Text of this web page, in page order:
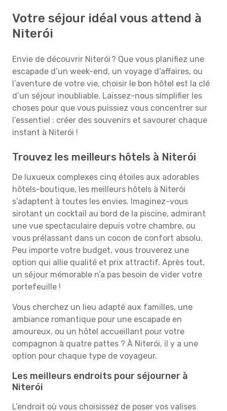
Votre séjour idéal vous attend à
Niterói
Envie de découvrir Niterói ? Que vous planifiez une
escapade d’un week-end, un voyage d’affaires, ou
l’aventure de votre vie, choisir le bon hôtel est la clé
d’un séjour inoubliable. Laissez-nous simplifier les
choses pour que vous puissiez vous concentrer sur
l’essentiel : créer des souvenirs et savourer chaque
instant à Niterói !
Trouvez les meilleurs hôtels à Niterói
De luxueux complexes cinq étoiles aux adorables
hôtels-boutique, les meilleurs hôtels à Niterói
s’adaptent à toutes les envies. Imaginez-vous
sirotant un cocktail au bord de la piscine, admirant
une vue spectaculaire depuis votre chambre, ou
vous prélassant dans un cocon de confort absolu.
Peu importe votre budget, vous trouverez une
option qui allie qualité et prix attractif. Après tout,
un séjour mémorable n’a pas besoin de vider votre
portefeuille !
Vous cherchez un lieu adapté aux familles, une
ambiance romantique pour une escapade en
amoureux, ou un hôtel accueillant pour votre
compagnon à quatre pattes ? À Niterói, il y a une
option pour chaque type de voyageur.
Les meilleurs endroits pour séjourner à
Niterói
L’endroit où vous choisissez de poser vos valises